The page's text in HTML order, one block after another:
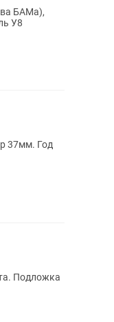
БАМа),
У8
37мм. Год
Подложка